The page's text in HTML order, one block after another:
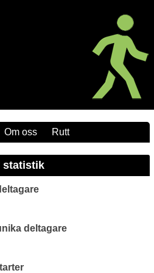
Om oss Rutt
statistik
deltagare